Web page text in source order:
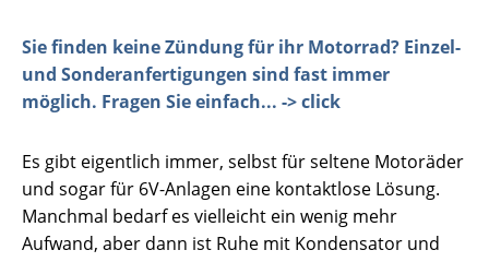
Sie finden keine Zündung für ihr Motorrad? Einzel-
und Sonderanfertigungen sind fast immer
möglich. Fragen Sie einfach... -> click
Es gibt eigentlich immer, selbst für seltene Motoräder
und sogar für 6V-Anlagen eine kontaktlose Lösung.
Manchmal bedarf es vielleicht ein wenig mehr
Aufwand, aber dann ist Ruhe mit Kondensator und